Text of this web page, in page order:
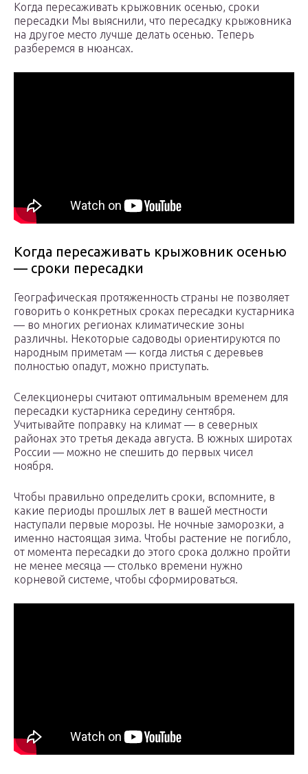
Когда пересаживать крыжовник осенью, сроки
пересадки Мы выяснили, что пересадку крыжовника
на другое место лучше делать осенью. Теперь
разберемся в нюансах.
Когда пересаживать крыжовник осенью
— сроки пересадки
Географическая протяженность страны не позволяет
говорить о конкретных сроках пересадки кустарника
— во многих регионах климатические зоны
различны. Некоторые садоводы ориентируются по
народным приметам — когда листья с деревьев
полностью опадут, можно приступать.
Селекционеры считают оптимальным временем для
пересадки кустарника середину сентября.
Учитывайте поправку на климат — в северных
районах это третья декада августа. В южных широтах
России — можно не спешить до первых чисел
ноября.
Чтобы правильно определить сроки, вспомните, в
какие периоды прошлых лет в вашей местности
наступали первые морозы. Не ночные заморозки, а
именно настоящая зима. Чтобы растение не погибло,
от момента пересадки до этого срока должно пройти
не менее месяца — столько времени нужно
корневой системе, чтобы сформироваться.